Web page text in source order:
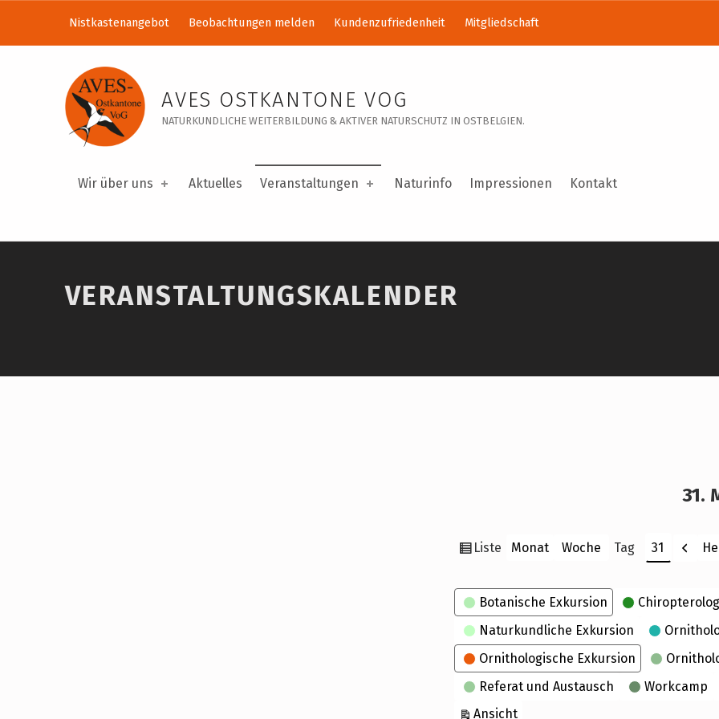
Veranstaltungskalender – AVES Ostkantone VoG
AVES OSTKANTONE VOG
NATURKUNDLICHE WEITERBILDUNG & AKTIVER NATURSCHUTZ IN OSTBELGIEN.
Wir über uns Aktuelles Veranstaltungen Naturinfo Impressionen Kontakt
Nistkastenangebot Beobachtungen melden Kundenzufriedenheit Mitgliedschaft
VERANSTALTUNGSKALENDER
31.
Ansicht
Liste Monat Woche Tag
Monat
Tag
Jahr
Kategorien
Botanische Exkursion
Naturkundliche Exkursion
Ornithologische Exkursion
Referat und Austausch
Workcamp
Ansichtausdrucken